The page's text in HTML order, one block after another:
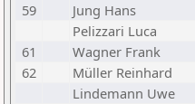
59
Jung Hans
Pelizzari Luca
61
Wagner Frank
62
Müller Reinhard
Lindemann Uwe